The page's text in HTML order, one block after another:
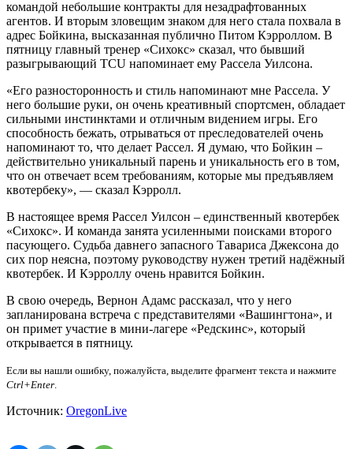
командой небольшие контракты для незадрафтованных
агентов. И вторым зловещим знаком для него стала похвала в
адрес Бойкина, высказанная публично Питом Кэрроллом. В
пятницу главный тренер «Сихокс» сказал, что бывший
разыгрывающий TCU напоминает ему Рассела Уилсона.
«Его разносторонность и стиль напоминают мне Рассела. У
него большие руки, он очень креативный спортсмен, обладает
сильными инстинктами и отличным видением игры. Его
способность бежать, отрываться от преследователей очень
напоминают то, что делает Рассел. Я думаю, что Бойкин –
действительно уникальный парень и уникальность его в том,
что он отвечает всем требованиям, которые мы предъявляем
квотербеку», — сказал Кэрролл.
В настоящее время Рассел Уилсон – единственный квотербек
«Сихокс». И команда занята усиленными поисками второго
пасующего. Судьба давнего запасного Тавариса Джексона до
сих пор неясна, поэтому руководству нужен третий надёжный
квотербек. И Кэрроллу очень нравится Бойкин.
В свою очередь, Вернон Адамс рассказал, что у него
запланирована встреча с представителями «Вашингтона», и
он примет участие в мини-лагере «Редскинс», который
открывается в пятницу.
Если вы нашли ошибку, пожалуйста, выделите фрагмент текста и нажмите
Ctrl+Enter.
Источник: OregonLive